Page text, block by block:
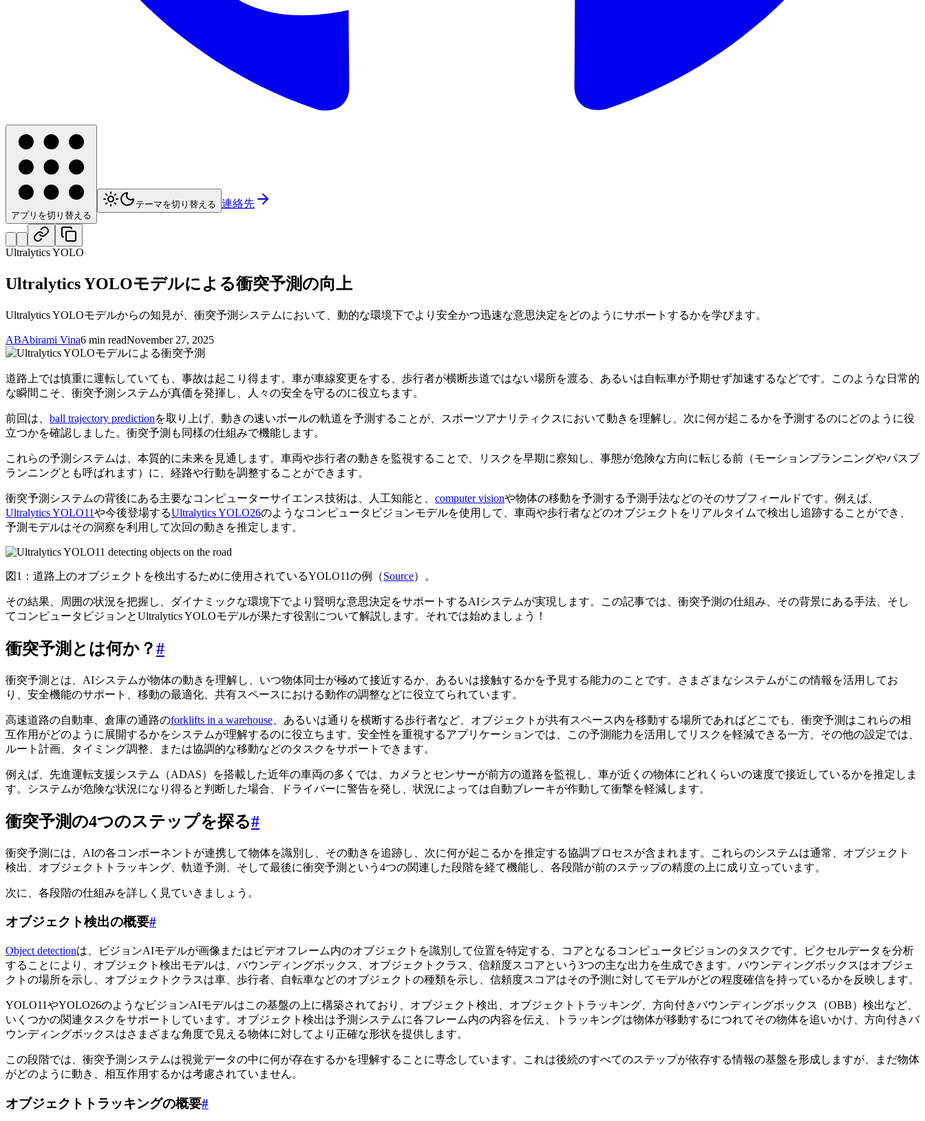
アプリを切り替える
テーマを切り替える 連絡先
Ultralytics YOLO
Ultralytics YOLOモデルによる衝突予測の向上
Ultralytics YOLOモデルからの知見が、衝突予測システムにおいて、動的な環境下でより安全かつ迅速な意思決定をどのようにサポートするかを学びます。
ABAbirami Vina6 min readNovember 27, 2025
道路上では慎重に運転していても、事故は起こり得ます。車が車線変更をする、歩行者が横断歩道ではない場所を渡る、あるいは自転車が予期せず加速するなどです。このような日常的
な瞬間こそ、衝突予測システムが真価を発揮し、人々の安全を守るのに役立ちます。
前回は、 ball trajectory predictionを取り上げ、動きの速いボールの軌道を予測することが、スポーツアナリティクスにおいて動きを理解し、次に何が起こるかを予測するのにどのように役
立つかを確認しました。衝突予測も同様の仕組みで機能します。
これらの予測システムは、本質的に未来を見通します。車両や歩行者の動きを監視することで、リスクを早期に察知し、事態が危険な方向に転じる前（モーションプランニングやパスプ
ランニングとも呼ばれます）に、経路や行動を調整することができます。
衝突予測システムの背後にある主要なコンピューターサイエンス技術は、人工知能と、 computer visionや物体の移動を予測する予測手法などのそのサブフィールドです。例えば、
Ultralytics YOLO11や今後登場するUltralytics YOLO26のようなコンピュータビジョンモデルを使用して、車両や歩行者などのオブジェクトをリアルタイムで検出し追跡することができ、
予測モデルはその洞察を利用して次回の動きを推定します。
図1：道路上のオブジェクトを検出するために使用されているYOLO11の例（Source）。
その結果、周囲の状況を把握し、ダイナミックな環境下でより賢明な意思決定をサポートするAIシステムが実現します。この記事では、衝突予測の仕組み、その背景にある手法、そし
てコンピュータビジョンとUltralytics YOLOモデルが果たす役割について解説します。それでは始めましょう！
衝突予測とは何か？#
衝突予測とは、AIシステムが物体の動きを理解し、いつ物体同士が極めて接近するか、あるいは接触するかを予見する能力のことです。さまざまなシステムがこの情報を活用してお
り、安全機能のサポート、移動の最適化、共有スペースにおける動作の調整などに役立てられています。
高速道路の自動車、倉庫の通路のforklifts in a warehouse 、あるいは通りを横断する歩行者など、オブジェクトが共有スペース内を移動する場所であればどこでも、衝突予測はこれらの相
互作用がどのように展開するかをシステムが理解するのに役立ちます。安全性を重視するアプリケーションでは、この予測能力を活用してリスクを軽減できる一方、その他の設定では、
ルート計画、タイミング調整、または協調的な移動などのタスクをサポートできます。
例えば、先進運転支援システム（ADAS）を搭載した近年の車両の多くでは、カメラとセンサーが前方の道路を監視し、車が近くの物体にどれくらいの速度で接近しているかを推定しま
す。システムが危険な状況になり得ると判断した場合、ドライバーに警告を発し、状況によっては自動ブレーキが作動して衝撃を軽減します。
衝突予測の4つのステップを探る#
衝突予測には、AIの各コンポーネントが連携して物体を識別し、その動きを追跡し、次に何が起こるかを推定する協調プロセスが含まれます。これらのシステムは通常、オブジェクト
検出、オブジェクトトラッキング、軌道予測、そして最後に衝突予測という4つの関連した段階を経て機能し、各段階が前のステップの精度の上に成り立っています。
次に、各段階の仕組みを詳しく見ていきましょう。
オブジェクト検出の概要#
Object detectionは、ビジョンAIモデルが画像またはビデオフレーム内のオブジェクトを識別して位置を特定する、コアとなるコンピュータビジョンのタスクです。ピクセルデータを分析
することにより、オブジェクト検出モデルは、バウンディングボックス、オブジェクトクラス、信頼度スコアという3つの主な出力を生成できます。バウンディングボックスはオブジェ
クトの場所を示し、オブジェクトクラスは車、歩行者、自転車などのオブジェクトの種類を示し、信頼度スコアはその予測に対してモデルがどの程度確信を持っているかを反映します。
YOLO11やYOLO26のようなビジョンAIモデルはこの基盤の上に構築されており、オブジェクト検出、オブジェクトトラッキング、方向付きバウンディングボックス（OBB）検出など、
いくつかの関連タスクをサポートしています。オブジェクト検出は予測システムに各フレーム内の内容を伝え、トラッキングは物体が移動するにつれてその物体を追いかけ、方向付きバ
ウンディングボックスはさまざまな角度で見える物体に対してより正確な形状を提供します。
この段階では、衝突予測システムは視覚データの中に何が存在するかを理解することに専念しています。これは後続のすべてのステップが依存する情報の基盤を形成しますが、まだ物体
がどのように動き、相互作用するかは考慮されていません。
オブジェクトトラッキングの概要#